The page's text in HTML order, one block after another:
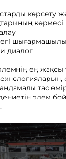
көрсету
көрмесі
диалог
ең жақсы
тас
әлем